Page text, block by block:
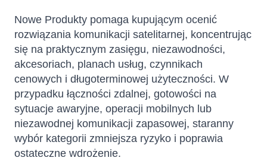
Nowe Produkty pomaga kupującym ocenić
rozwiązania komunikacji satelitarnej, koncentrując
się na praktycznym zasięgu, niezawodności,
akcesoriach, planach usług, czynnikach
cenowych i długoterminowej użyteczności. W
przypadku łączności zdalnej, gotowości na
sytuacje awaryjne, operacji mobilnych lub
niezawodnej komunikacji zapasowej, staranny
wybór kategorii zmniejsza ryzyko i poprawia
ostateczne wdrożenie.